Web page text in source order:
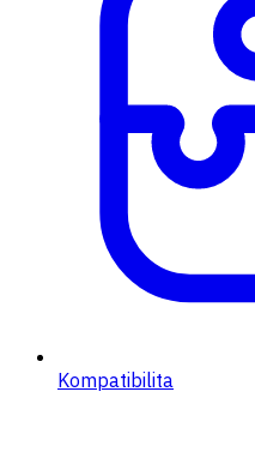
Kompatibilita